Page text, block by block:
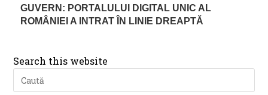
GUVERN: PORTALULUI DIGITAL UNIC AL
ROMÂNIEI A INTRAT ÎN LINIE DREAPTĂ
Search this website